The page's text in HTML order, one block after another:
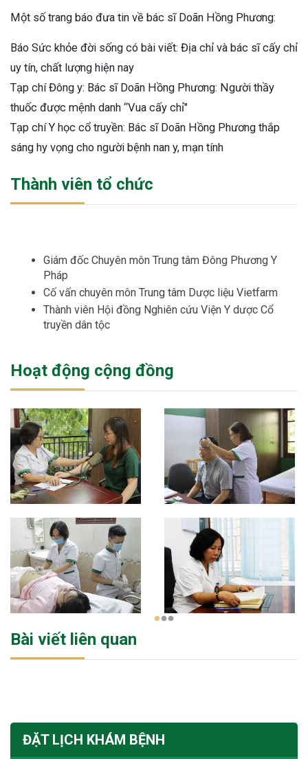
Một số trang báo đưa tin về bác sĩ Doãn Hồng Phương:
Báo Sức khỏe đời sống có bài viết: Địa chỉ và bác sĩ cấy chỉ
uy tín, chất lượng hiện nay
Tạp chí Đông y: Bác sĩ Doãn Hồng Phương: Người thầy
thuốc được mệnh danh “Vua cấy chỉ"
Tạp chí Y học cổ truyền: Bác sĩ Doãn Hồng Phương thắp
sáng hy vọng cho người bệnh nan y, mạn tính
Thành viên tổ chức
Giám đốc Chuyên môn Trung tâm Đông Phương Y
Pháp
Cố vấn chuyên môn Trung tâm Dược liệu Vietfarm
Thành viên Hội đồng Nghiên cứu Viện Y dược Cổ
truyền dân tộc
Hoạt động cộng đồng
1 2 3
Bài viết liên quan
ĐẶT LỊCH KHÁM BỆNH